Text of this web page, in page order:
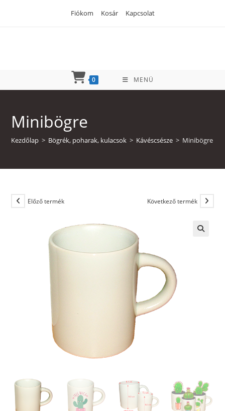
Fiókom Kosár Kapcsolat
0 MENÜ
Minibögre
Kezdőlap > Bögrék, poharak, kulacsok > Kávéscsésze > Minibögre
Előző termék Következő termék